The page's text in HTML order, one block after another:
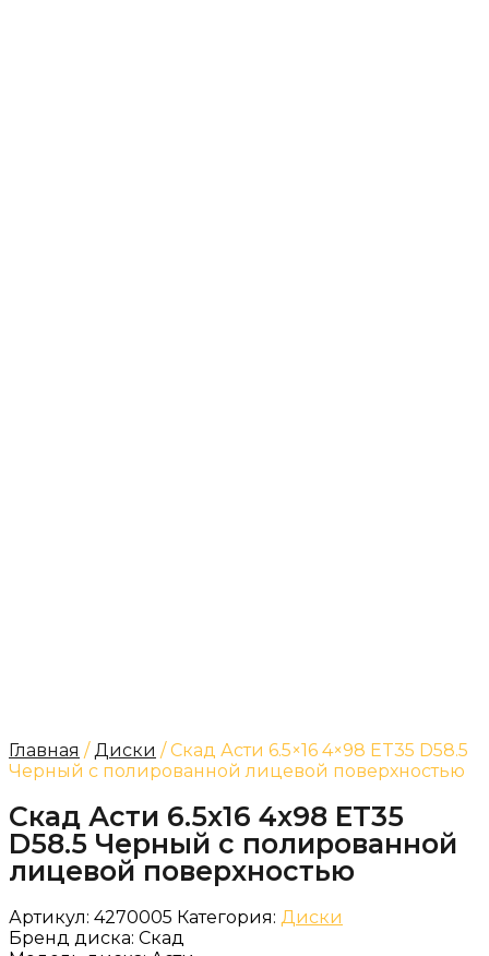
Главная /Диски / Скад Асти 6.5×16 4×98 ET35 D58.5
Черный с полированной лицевой поверхностью
Скад Асти 6.5x16 4x98 ET35
D58.5 Черный с полированной
лицевой поверхностью
Артикул: 4270005 Категория: Диски
Бренд диска: Скад